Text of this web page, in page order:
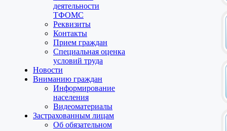
деятельности
ТФОМС
Реквизиты
Контакты
Прием граждан
Специальная оценка
условий труда
Новости
Вниманию граждан
Информирование
населения
Видеоматериалы
Застрахованным лицам
Об обязательном